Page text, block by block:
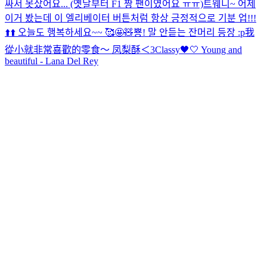
싸서 못샀어요... (옛날부터 F1 짱 팬이였어요 ㅠㅠ)트웨니~ 어제
이거 봤는데 이 엘리베이터 버튼처럼 항상 긍정적으로 기분 업!!!
⬆️⬆️ 오늘도 행복하세요~~ 🥰🤩🧸뿅! 말 안듣는 잔머리 등장 :p我
從小就非常喜歡的零食～ 凤梨酥＜3Classy🖤🤍 Young and
beautiful - Lana Del Rey